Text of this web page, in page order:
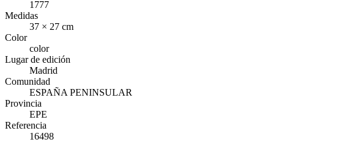
1777
Medidas
37 × 27 cm
Color
color
Lugar de edición
Madrid
Comunidad
ESPAÑA PENINSULAR
Provincia
EPE
Referencia
16498